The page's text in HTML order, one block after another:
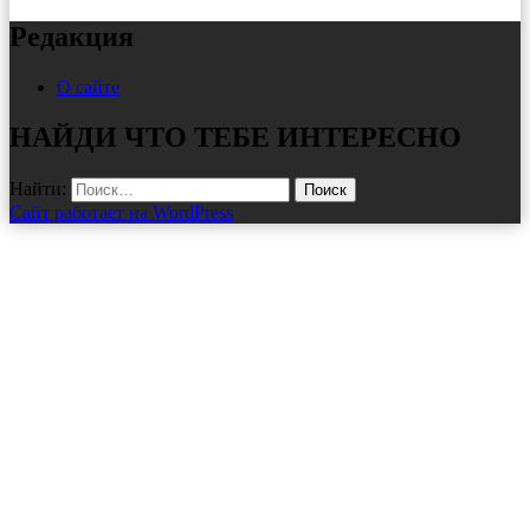
Редакция
О сайте
НАЙДИ ЧТО ТЕБЕ ИНТЕРЕСНО
Найти:
Сайт работает на WordPress